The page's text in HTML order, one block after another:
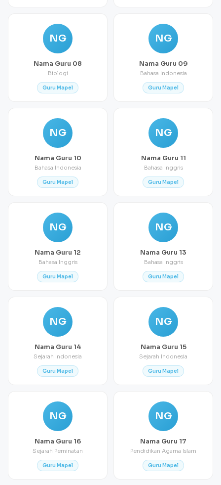
NG
Nama Guru 08
Biologi
Guru Mapel
NG
Nama Guru 09
Bahasa Indonesia
Guru Mapel
NG
Nama Guru 10
Bahasa Indonesia
Guru Mapel
NG
Nama Guru 11
Bahasa Inggris
Guru Mapel
NG
Nama Guru 12
Bahasa Inggris
Guru Mapel
NG
Nama Guru 13
Bahasa Inggris
Guru Mapel
NG
Nama Guru 14
Sejarah Indonesia
Guru Mapel
NG
Nama Guru 15
Sejarah Indonesia
Guru Mapel
NG
Nama Guru 16
Sejarah Peminatan
Guru Mapel
NG
Nama Guru 17
Pendidikan Agama Islam
Guru Mapel